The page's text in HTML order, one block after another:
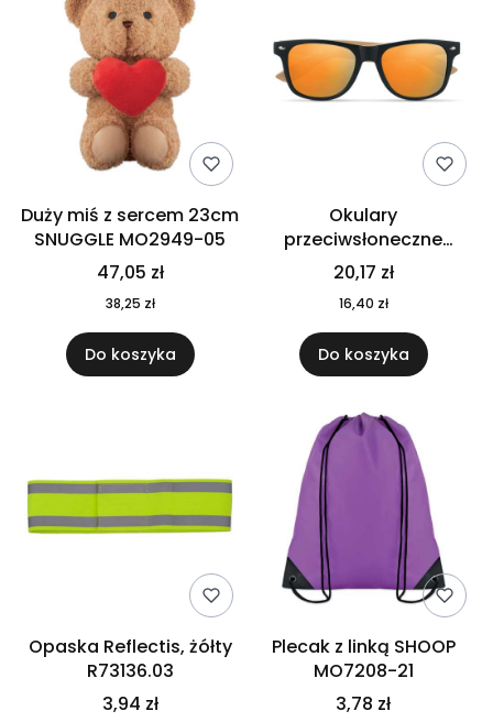
Duży miś z sercem 23cm
SNUGGLE MO2949-05
47,05 zł
38,25 zł
Do koszyka
Okulary
przeciwsłoneczne
CALIFORNIA TOUCH
MO9617-10
20,17 zł
16,40 zł
Do koszyka
Opaska Reflectis, żółty
R73136.03
3,94 zł
Plecak z linką SHOOP
MO7208-21
3,78 zł